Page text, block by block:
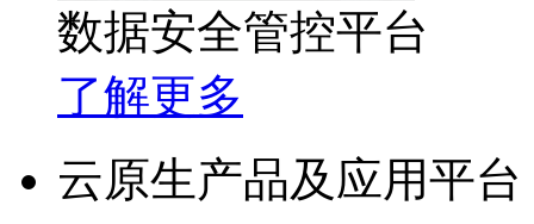
数据安全管控平台
了解更多
云原生产品及应用平台